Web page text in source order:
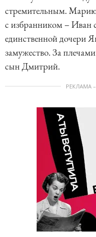
стремительным. Марию
с избранником – Иван
единственной дочери
замужество. За
сын Дмитрий.
РЕКЛАМА